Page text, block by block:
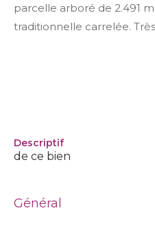
parcelle arboré de 2.491
traditionnelle carrelée.
descriptif
de ce bien
Général